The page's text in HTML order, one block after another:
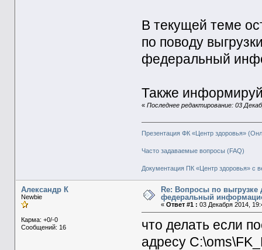
В текущей теме
по поводу
федеральный
Также
«Последнее редактирование: 03
Презентация ФК «Центр здоровья»
Часто задаваемые вопросы (FAQ)
Документация ПК «Центр здоровья» с
Александр К
Newbie
Карма: +0/-0
Сообщений: 16
Re: Вопросы по выгрузке
федеральный
« Ответ #1 : 03 Декабря 2014,
что делать если
адресу